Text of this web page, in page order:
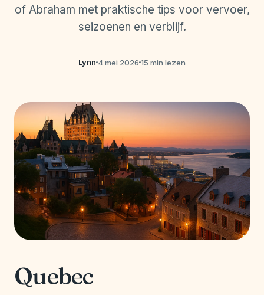
of Abraham met praktische tips voor vervoer,
seizoenen en verblijf.
Lynn 4 mei 2026 15 min lezen
Quebec